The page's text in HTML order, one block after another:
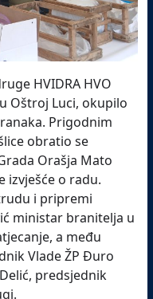
HVIDRA HVO
Oštroj Luci, okupilo
Prigodnim
obratio se
Orašja Mato
izvješće o radu.
i pripremi
ministar branitelja u
a među
Vlade ŽP Đuro
predsjednik